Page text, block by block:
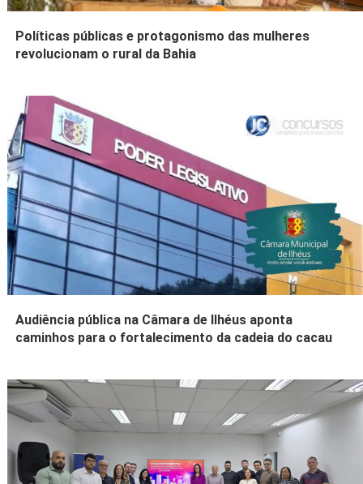
Políticas públicas e protagonismo das mulheres
revolucionam o rural da Bahia
Audiência pública na Câmara de Ilhéus aponta
caminhos para o fortalecimento da cadeia do cacau